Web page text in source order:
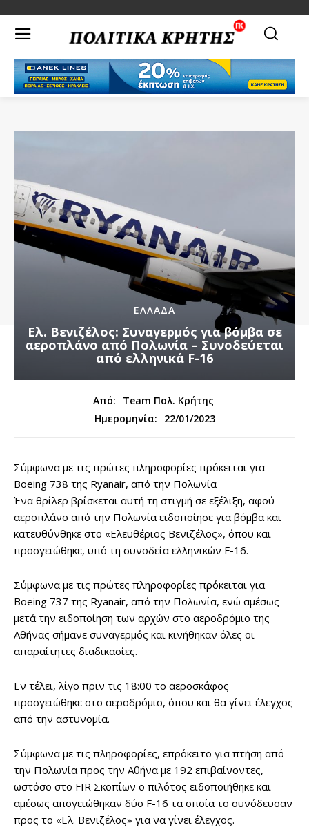
ΕΛΛΑΔΑ
Ελ. Βενιζέλος: Συναγερμός για βόμβα σε
αεροπλάνο από Πολωνία – Συνοδεύεται
από ελληνικά F-16
Από:
Team Πολ. Κρήτης
Ημερομηνία:
22/01/2023
Σύμφωνα με τις πρώτες πληροφορίες πρόκειται για
Boeing 738 της Ryanair, από την Πολωνία
Ένα θρίλερ βρίσκεται αυτή τη στιγμή σε εξέλιξη, αφού
αεροπλάνο από την Πολωνία ειδοποίησε για βόμβα και
κατευθύνθηκε στο «Ελευθέριος Βενιζέλος», όπου και
προσγειώθηκε, υπό τη συνοδεία ελληνικών F-16.
Σύμφωνα με τις πρώτες πληροφορίες πρόκειται για
Boeing 737 της Ryanair, από την Πολωνία, ενώ αμέσως
μετά την ειδοποίηση των αρχών στο αεροδρόμιο της
Αθήνας σήμανε συναγερμός και κινήθηκαν όλες οι
απαραίτητες διαδικασίες.
Εν τέλει, λίγο πριν τις 18:00 το αεροσκάφος
προσγειώθηκε στο αεροδρόμιο, όπου και θα γίνει έλεγχος
από την αστυνομία.
Σύμφωνα με τις πληροφορίες, επρόκειτο για πτήση από
την Πολωνία προς την Αθήνα με 192 επιβαίνοντες,
ωστόσο στο FIR Σκοπίων ο πιλότος ειδοποιήθηκε και
αμέσως απογειώθηκαν δύο F-16 τα οποία το συνόδευσαν
προς το «Ελ. Βενιζέλος» για να γίνει έλεγχος.